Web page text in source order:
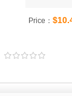
Price：